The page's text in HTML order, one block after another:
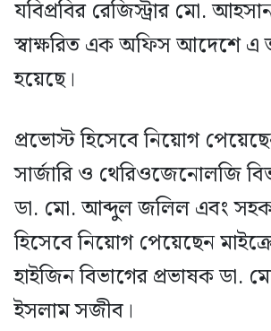
যবিপ্রবির রেজিস্ট্রার মো.
স্বাক্ষরিত এক অফিস আদেশে এ
হয়েছে।
প্রভোস্ট হিসেবে নিয়োগ
সার্জারি ও থেরিওজেনোলজি
ডা. মো. আব্দুল জলিল এবং
হিসেবে নিয়োগ পেয়েছেন
হাইজিন বিভাগের প্রভাষক ডা.
ইসলাম সজীব।